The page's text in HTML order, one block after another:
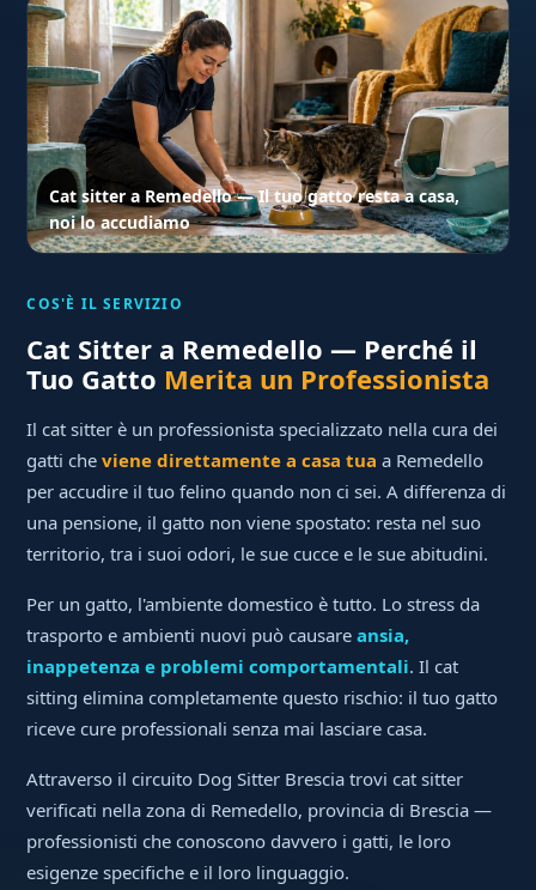
Cat sitter a Remedello — Il tuo gatto resta a casa,
noi lo accudiamo
COS'È IL SERVIZIO
Cat Sitter a Remedello — Perché il
Tuo Gatto Merita un Professionista
Il cat sitter è un professionista specializzato nella cura dei
gatti cheviene direttamente a casa tua a Remedello
per accudire il tuo felino quando non ci sei. A differenza di
una pensione, il gatto non viene spostato: resta nel suo
territorio, tra i suoi odori, le sue cucce e le sue abitudini.
Per un gatto, l'ambiente domestico è tutto. Lo stress da
trasporto e ambienti nuovi può causareansia,
inappetenza e problemi comportamentali. Il cat
sitting elimina completamente questo rischio: il tuo gatto
riceve cure professionali senza mai lasciare casa.
Attraverso il circuito Dog Sitter Brescia trovi cat sitter
verificati nella zona di Remedello, provincia di Brescia —
professionisti che conoscono davvero i gatti, le loro
esigenze specifiche e il loro linguaggio.